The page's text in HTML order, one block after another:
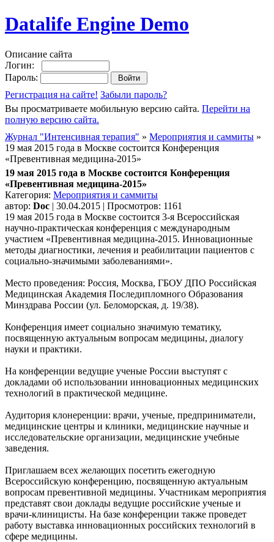
Datalife Engine Demo
Описание сайта
Логин:
Пароль:
Регистрация на сайте! Забыли пароль?
Вы просматриваете мобильную версию сайта. Перейти на
полную версию сайта.
Журнал "Интенсивная терапия" » Мероприятия и саммиты »
19 мая 2015 года в Москве состоится Конференция
«Превентивная медицина-2015»
19 мая 2015 года в Москве состоится Конференция
«Превентивная медицина-2015»
Категория: Мероприятия и саммиты
автор: Doc | 30.04.2015 | Просмотров: 1161
19 мая 2015 года в Москве состоится 3-я Всероссийская
научно-практическая конференция с международным
участием «Превентивная медицина-2015. Инновационные
методы диагностики, лечения и реабилитации пациентов с
социально-значимыми заболеваниями».
Место проведения: Россия, Москва, ГБОУ ДПО Российская
Медицинская Академия Последипломного Образования
Минздрава России (ул. Беломорская, д. 19/38).
Конференция имеет социально значимую тематику,
посвященную актуальным вопросам медицины, диалогу
науки и практики.
На конференции ведущие ученые России выступят с
докладами об использовании инновационных медицинских
технологий в практической медицине.
Аудитория клонеренции: врачи, ученые, предприниматели,
медицинские центры и клиники, медицинские научные и
исследовательские организации, медицинские учебные
заведения.
Приглашаем всех желающих посетить ежегодную
Всероссийскую конференцию, посвященную актуальным
вопросам превентивной медицины. Участникам мероприятия
представят свои доклады ведущие российские ученые и
врачи-клиницисты. На базе конференции также проведет
работу выставка инновационных российских технологий в
сфере медицины.